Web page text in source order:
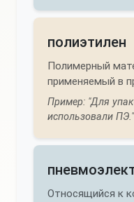
полиэтилен
Полимерный
применяемый в
Пример: "Для
использовали ПЭ."
Относящийся к